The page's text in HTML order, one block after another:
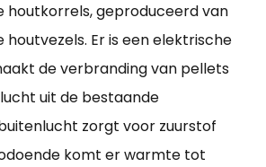
houtkorrels, geproduceerd van
Er is een elektrische
de verbranding van pellets
uit de bestaande
zorgt voor zuurstof
komt er warmte tot